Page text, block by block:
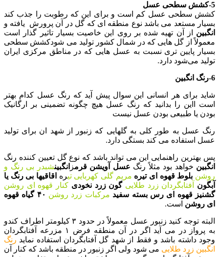
5-کشش سطحی عسل
کشش سطحی عسل کم است و برای این که رطوبت را جذب کند
بسیار مستعد می باشد نوع منطقه ای که گل در آن پرورش یافته و
انگبین از آن تهیه شده بر روی این خاصیت بسیار تاثیر گذار است
معمولاً از گل هایی که در شمال کشور تولید می شودکشش سطحی
بسیار پایین تری نسبت به عسل هایی که در مناطق مرکزی ایران
تولید می‌شود دارد.
6-رنگ انگبین
شاید برای هر انسانی این سوال پیش آید که رنگ عسل کدام بهتر
است ااین را بدانید که رنگ عسل هیچ چگونه تضمینی بر ارگانیک
بودن یا طبیعی بودن عسل نیست
رنگ عسل به طور کلی به گلهایی که زنبور از شهد ان برای تولید
عسل استفاده می کند بستگی دارد.
پس بهترین راهنمایی این می تواند باشد که نوع گل تعیین کننده رنگ
انگبین خواهد بود مثلاً رنگ عسل آویشن قرمز انگبینشبدر بی رنگ و
روشن بلوط قهوه ای تیره مریم گلی کهربایی تیره اقاقیها بی رنگ یا
آبگون آفتابگردان زرد طلایی گون زرد نخودی کنار قهوه ای روشن
گشنیز قهوه ای رس بسته سفید مرکبات زرد روشن
۴۰ گیاه قهوه
ای روشن است.
البته توجه کنید زنبور عسل معمولاً در حدود ۳ کیلومتر اطراف کندو
به پرواز در می آید اگر در آن منطقه فرض ۱ مزرعه آفتابگردان
وجود داشته باشد و فقط از شهد گل آفتابگردان استفاده نماید رنگ
انگبین زرد طلایی می شود ولی اگر زنبور در منطقه باشد که کنار آن